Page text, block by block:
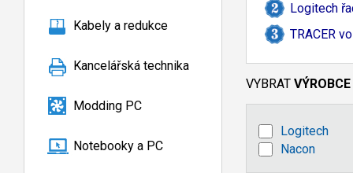
Kabely a redukce
Kancelářská technika
Modding PC
Notebooky a PC
Logitech
TRACER
VYBRAT VÝROBCE
Logitech
Nacon